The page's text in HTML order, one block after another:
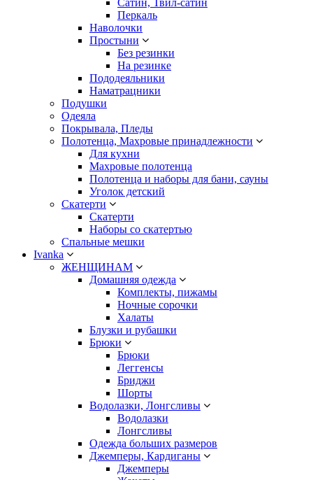
Сатин, Твил-сатин
Перкаль
Наволочки
Простыни
Без резинки
На резинке
Пододеяльники
Наматрацники
Подушки
Одеяла
Покрывала, Пледы
Полотенца, Махровые принадлежности
Для кухни
Махровые полотенца
Полотенца и наборы для бани, сауны
Уголок детский
Скатерти
Скатерти
Наборы со скатертью
Спальные мешки
Ivanka
ЖЕНЩИНАМ
Домашняя одежда
Комплекты, пижамы
Ночные сорочки
Халаты
Блузки и рубашки
Брюки
Брюки
Леггенсы
Бриджи
Шорты
Водолазки, Лонгсливы
Водолазки
Лонгсливы
Одежда больших размеров
Джемперы, Кардиганы
Джемперы